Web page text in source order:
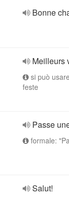
Bonne
Meilleurs
si può
feste
Passe
formale:
Salut!